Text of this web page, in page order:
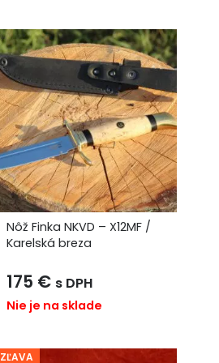
Nôž Finka NKVD – X12MF /
Karelská breza
175 € s DPH
Nie je na sklade
ZĽAVA